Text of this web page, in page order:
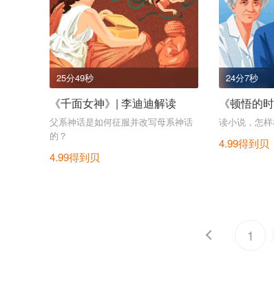
25分49秒
《千面女神》| 李迪迪解读
父系神话是如何征服并改写母系神话
的？
4.99得到贝
24分7秒
《顿悟的
读小说，怎
4.99得到贝
1